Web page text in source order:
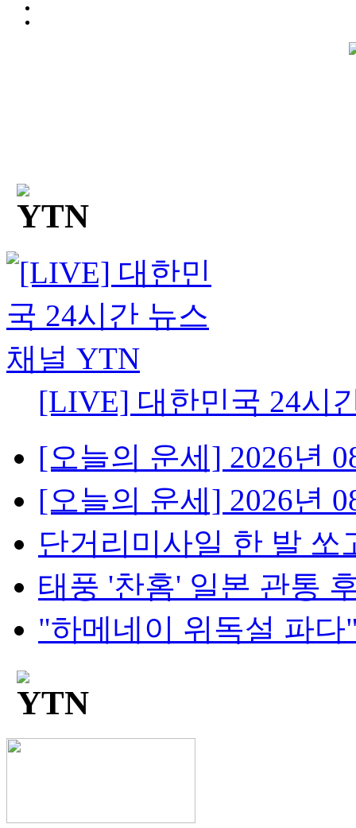
[LIVE] 대한민국 24시
[오늘의 운세] 2026년
[오늘의 운세] 2026년
단거리미사일 한 발 쏘
태풍 '찬홈' 일본 관통
"하메네이 위독설 파다